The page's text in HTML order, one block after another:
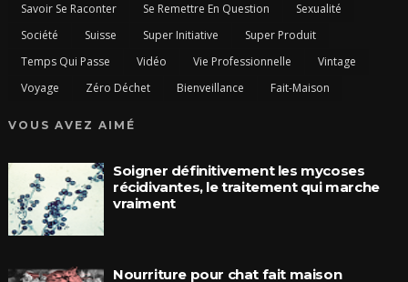
Savoir Se Raconter
Se Remettre En Question
Sexualité
Société
Suisse Super Initiative
Super Produit
Temps Qui Passe
Vidéo Vie Professionnelle
Vintage
Voyage
Zéro Déchet Bienveillance Fait-Maison
VOUS AVEZ AIMÉ
Soigner définitivement les mycoses
récidivantes, le traitement qui marche
vraiment
Nourriture pour chat fait maison